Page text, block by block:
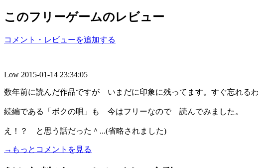
このフリーゲームのレビュー
コメント・レビューを追加する
Low 2015-01-14 23:34:05
数年前に読んだ作品ですが いまだに印象に残ってます。すぐ忘れるわ
続編である「ボクの唄」も 今はフリーなので 読んでみました。
え！？ と思う話だった＾...(省略されました)
→もっとコメントを見る